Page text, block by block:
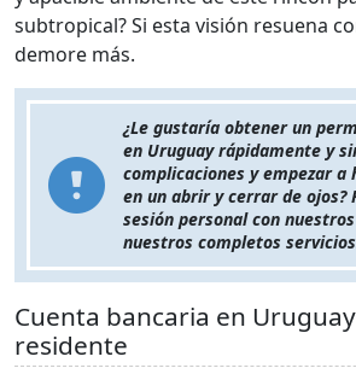
subtropical? Si esta visión resuena
demore más.
¿Le gustaría obtener un
en Uruguay rápidamente y
complicaciones y empezar a
en un abrir y cerrar de ojos?
sesión personal con
nuestros completos
Cuenta bancaria en
residente